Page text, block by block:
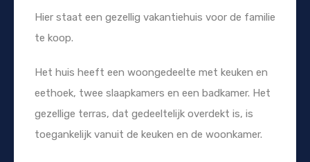
Hier staat een gezellig vakantiehuis voor de familie
te koop.
Het huis heeft een woongedeelte met keuken en
eethoek, twee slaapkamers en een badkamer. Het
gezellige terras, dat gedeeltelijk overdekt is, is
toegankelijk vanuit de keuken en de woonkamer.